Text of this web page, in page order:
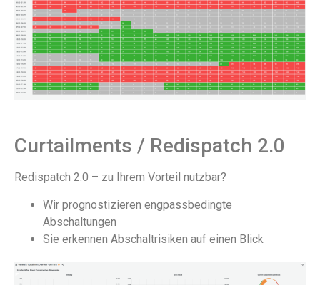
Curtailments / Redispatch 2.0
Redispatch 2.0 – zu Ihrem Vorteil nutzbar?
Wir prognostizieren engpassbedingte
Abschaltungen
Sie erkennen Abschaltrisiken auf einen Blick